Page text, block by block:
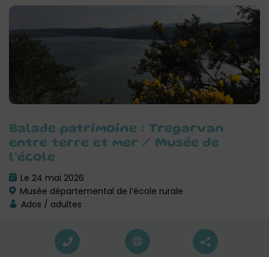
Balade patrimoine : Tregarvan
entre terre et mer / Musée de
l’école
Le 24 mai 2026
Musée départemental de l’école rurale
Ados / adultes